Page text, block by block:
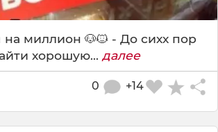
миллион 🐶🐱 - До сихх пор
хорошую... далее
+14
0